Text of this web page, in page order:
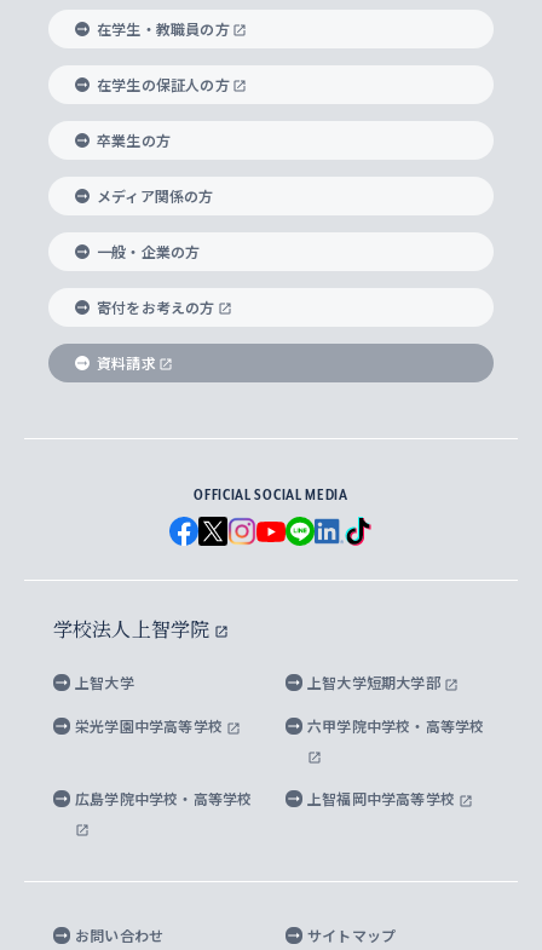
経済学部
外国語学部
総合グローバル学部
国際教養学部
理工学部
Futures） – 持続可能な未来を考える６学科連携
身体知
思考と表現
データサイエンス
グローバル教育センター
上智大学で学ぶ
海外で学ぶ
学びのサポート
大学院
神学研究科
実践宗教学研究科
総合人間科学研究科
経済学研究科
グローバル・スタディーズ研究科
助産学専攻科
生涯学習
国際言語情報研究所
グローバル・コンサーン研究所
比較文化研究所
ヨーロッパ研究所
アジア文化研究所
アメリカ・カナダ研究所
メディア・ジャーナリズム研究所
水稀少社会研究センター
先進機械・構造材料イノベーションセンター
マイクロ波サイエンス研究センター
研究支援制度
重点領域研究・自由課題研究
研究活動に関する法令・研究費の使用について
ボランティア活動
学生の相談窓口
心身の健康相談
ハラスメント防止の取り組み
障がいのある学生への支援
キャリア形成サポート
キャリア形成支援プログラム
就職（内定先）・進路統計
企業の採用ご担当者様へのご案内
住まいのサポート
科目等履修生
研究生・外国人特別研究生・国費留学生
交換留学生(海外大学から上智大学で学ぶ)
ノンディグリー生
Sophia Short-term Program受講生
学費・奨学金
学部入学前に出願する奨学金
国による高等教育の修学支援新制度
大学院生対象の奨学金
海外留学する際の費用と奨学金
学長・副学長紹介
上智大学の精神
上智大学の理念
上智大学の沿革
ソフィア・アーカイブズ
上智大学とカトリック
グローバルエンゲージメント
上智大学を訪れた世界の知性
国連Weeks・アフリカWeeks
ダイバーシティ＆サステナビリティへの取り組み
上智大学公式ソーシャルメディア
学校法人上智学院について
数字で見る上智大学
上智大学のネットワーク
卒業生とのネットワーク
父母・保証人とのネットワーク
学外とのネットワーク
上智大学の出版物
上智大学大学案内・大学院案内
英文広報誌 SOPHIA magazine
上智大学のビジュアル・アイデンティティ
上智大学ビジュアル・アイデンティティ
上智大学校歌 ・上智大学学生歌
上智大学への取材・キャンパスでの撮影について
上智大学の公開情報
上智大学の教育研究活動等の情報公表
内部質保証と自己点検・評価
キャンパス案内
四谷キャンパス 施設紹介
キャンパスへのアクセス
海外拠点
教職協働の取り組み
在学生・教職員の方
在学生の保証人の方
卒業生の方
メディア関係の方
一般・企業の方
寄付をお考えの方
資料請求
OFFICIAL SOCIAL MEDIA
学校法人上智学院
上智大学 上智大学短期大学部
栄光学園中学高等学校 六甲学院中学校・高等学校
広島学院中学校・高等学校 上智福岡中学高等学校
お問い合わせ サイトマップ